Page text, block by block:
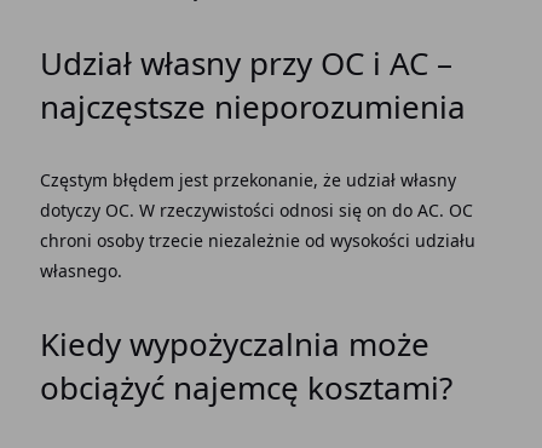
Udział własny przy OC i AC –
najczęstsze nieporozumienia
Częstym błędem jest przekonanie, że udział własny
dotyczy OC. W rzeczywistości odnosi się on do AC. OC
chroni osoby trzecie niezależnie od wysokości udziału
własnego.
Kiedy wypożyczalnia może
obciążyć najemcę kosztami?